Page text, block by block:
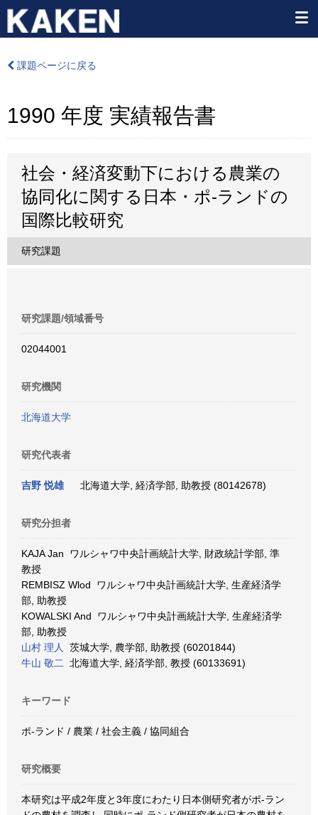
課題ページに戻る
1990 年度 実績報告書
社会・経済変動下における農業の
協同化に関する日本・ポ-ランドの
国際比較研究
研究課題
研究課題/領域番号
02044001
研究機関
北海道大学
研究代表者
吉野 悦雄 北海道大学, 経済学部, 助教授 (80142678)
研究分担者
KAJA Jan ワルシャワ中央計画統計大学, 財政統計学部, 準
教授
REMBISZ Wlod ワルシャワ中央計画統計大学, 生産経済学
部, 助教授
KOWALSKI And ワルシャワ中央計画統計大学, 生産経済学
部, 助教授
山村 理人
茨城大学, 農学部, 助教授 (60201844)
牛山 敬二
北海道大学, 経済学部, 教授 (60133691)
キーワード
ポ-ランド / 農業 / 社会主義 / 協同組合
研究概要
本研究は平成2年度と3年度にわたり日本側研究者がポ-ラン